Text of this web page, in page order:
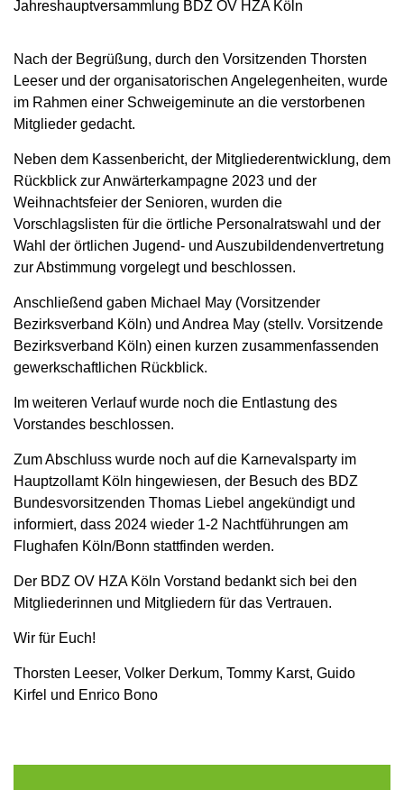
Jahreshauptversammlung BDZ OV HZA Köln
Nach der Begrüßung, durch den Vorsitzenden Thorsten
Leeser und der organisatorischen Angelegenheiten, wurde
im Rahmen einer Schweigeminute an die verstorbenen
Mitglieder gedacht.
Neben dem Kassenbericht, der Mitgliederentwicklung, dem
Rückblick zur Anwärterkampagne 2023 und der
Weihnachtsfeier der Senioren, wurden die
Vorschlagslisten für die örtliche Personalratswahl und der
Wahl der örtlichen Jugend- und Auszubildendenvertretung
zur Abstimmung vorgelegt und beschlossen.
Anschließend gaben Michael May (Vorsitzender
Bezirksverband Köln) und Andrea May (stellv. Vorsitzende
Bezirksverband Köln) einen kurzen zusammenfassenden
gewerkschaftlichen Rückblick.
Im weiteren Verlauf wurde noch die Entlastung des
Vorstandes beschlossen.
Zum Abschluss wurde noch auf die Karnevalsparty im
Hauptzollamt Köln hingewiesen, der Besuch des BDZ
Bundesvorsitzenden Thomas Liebel angekündigt und
informiert, dass 2024 wieder 1-2 Nachtführungen am
Flughafen Köln/Bonn stattfinden werden.
Der BDZ OV HZA Köln Vorstand bedankt sich bei den
Mitgliederinnen und Mitgliedern für das Vertrauen.
Wir für Euch!
Thorsten Leeser, Volker Derkum, Tommy Karst, Guido
Kirfel und Enrico Bono